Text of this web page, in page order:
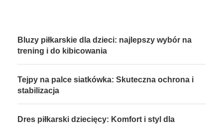
Bluzy piłkarskie dla dzieci: najlepszy wybór na
trening i do kibicowania
Tejpy na palce siatkówka: Skuteczna ochrona i
stabilizacja
Dres piłkarski dziecięcy: Komfort i styl dla